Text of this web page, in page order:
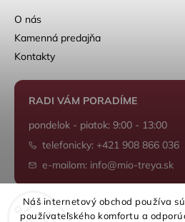
Náš internetový obchod používa
používateľského komfortu a
O nás
Kamenná predajňa
Kontakty
RADI VÁM PORADÍME
pondelok - piatok: 9:00 - 13:00
telefonicky: +421 908 866 036
e-mailom: info@mio-treya.sk